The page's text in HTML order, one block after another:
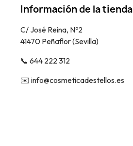
Información de la tienda
C/ José Reina, Nº2
41470 Peñaflor (Sevilla)
📞​ 644 222 312
✉️​ info@cosmeticadestellos.es